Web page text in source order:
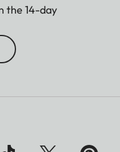
the 14-day